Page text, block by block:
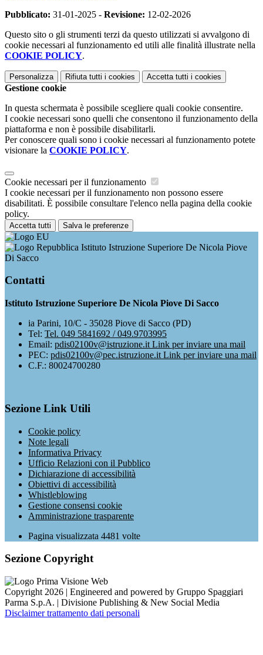
Pubblicato: 31-01-2025 - Revisione: 12-02-2026
Questo sito o gli strumenti terzi da questo utilizzati si avvalgono di
cookie necessari al funzionamento ed utili alle finalità illustrate nella
COOKIE POLICY.
Personalizza Rifiuta tutti i cookies Accetta tutti i cookies
Gestione cookie
In questa schermata è possibile scegliere quali cookie consentire.
I cookie necessari sono quelli che consentono il funzionamento della
piattaforma e non è possibile disabilitarli.
Per conoscere quali sono i cookie necessari al funzionamento potete
visionare la COOKIE POLICY.
Cookie necessari per il funzionamento
I cookie necessari per il funzionamento non possono essere
disabilitati. È possibile consultare l'elenco nella pagina della cookie
policy.
Accetta tutti Salva le preferenze
Istituto Istruzione Superiore De Nicola Piove
Di Sacco
Contatti
Istituto Istruzione Superiore De Nicola Piove Di Sacco
ia Parini, 10/C - 35028 Piove di Sacco (PD)
Tel: Tel. 049 5841692 / 049.9703995
Email: pdis02100v@istruzione.it Link per inviare una mail
PEC: pdis02100v@pec.istruzione.it Link per inviare una mail
C.F.: 80024700280
Sezione Link Utili
Cookie policy
Note legali
Informativa Privacy
Ufficio Relazioni con il Pubblico
Dichiarazione di accessibilità
Obiettivi di accessibilità
Whistleblowing
Gestione consensi cookie
Amministrazione trasparente
Pagina visualizzata 4481 volte
Sezione Copyright
Copyright 2026 | Engineered and powered by Gruppo Spaggiari
Parma S.p.A. | Divisione Publishing & New Social Media
Disclaimer trattamento dati personali